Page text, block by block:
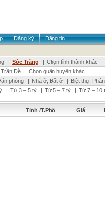
Đăng ký
Đăng tin
| Sóc Trăng | Chọn tỉnh thành khác
Trần Đề |
Chọn quận huyện khác
phòng | Nhà ở, Đất ở | Biệt thự,
| Từ 3 – 5 tỷ | Từ 5 – 7 tỷ | Từ 7 – 10
Tỉnh /T.Phố Giá